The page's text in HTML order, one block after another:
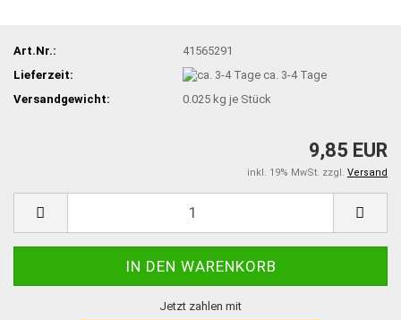
Art.Nr.:
41565291
Lieferzeit:
ca. 3-4 Tage
Versandgewicht:
0.025 kg je Stück
9,85 EUR
inkl. 19% MwSt. zzgl. Versand
Jetzt zahlen mit